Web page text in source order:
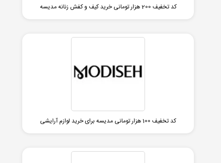
کد تخفیف 200 هزار تومانی خرید کیف و کفش زنانه مدیسه
کد تخفیف 100 هزار تومانی مدیسه برای خرید لوازم آرایشی